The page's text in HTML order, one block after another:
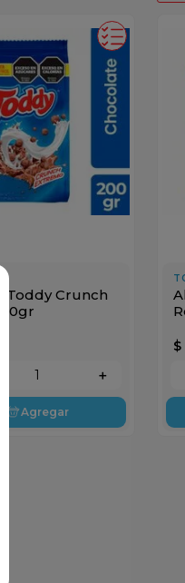
Toddy Crunch
＋
Agregar
$